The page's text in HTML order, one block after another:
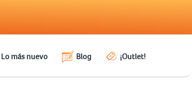
Lo más nuevo Blog ¡Outlet!